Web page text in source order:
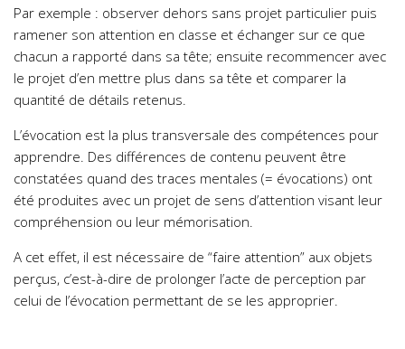
Par exemple : observer dehors sans projet particulier puis
ramener son attention en classe et échanger sur ce que
chacun a rapporté dans sa tête; ensuite recommencer avec
le projet d’en mettre plus dans sa tête et comparer la
quantité de détails retenus.
L’évocation est la plus transversale des compétences pour
apprendre. Des différences de contenu peuvent être
constatées quand des traces mentales (= évocations) ont
été produites avec un projet de sens d’attention visant leur
compréhension ou leur mémorisation.
A cet effet, il est nécessaire de “faire attention” aux objets
perçus, c’est-à-dire de prolonger l’acte de perception par
celui de l’évocation permettant de se les approprier.